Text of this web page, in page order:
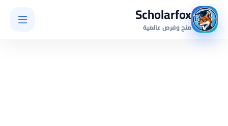
Scholarfox
منح وفرص عالمية